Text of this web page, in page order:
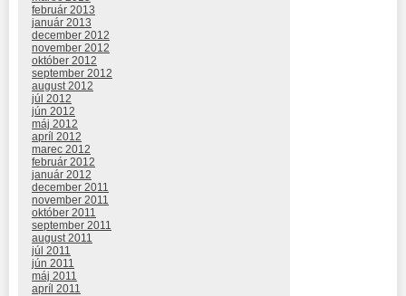
február 2013
január 2013
december 2012
november 2012
október 2012
september 2012
august 2012
júl 2012
jún 2012
máj 2012
apríl 2012
marec 2012
február 2012
január 2012
december 2011
november 2011
október 2011
september 2011
august 2011
júl 2011
jún 2011
máj 2011
apríl 2011